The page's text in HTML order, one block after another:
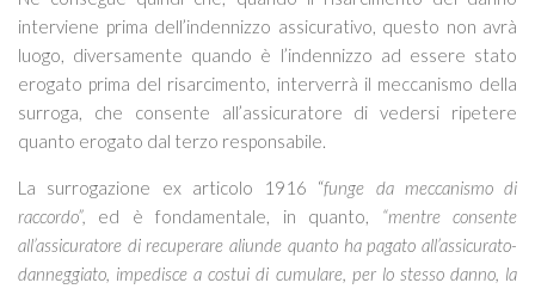
interviene prima dell’indennizzo assicurativo, questo non avrà
luogo, diversamente quando è l’indennizzo ad essere stato
erogato prima del risarcimento, interverrà il meccanismo della
surroga, che consente all’assicuratore di vedersi ripetere
quanto erogato dal terzo responsabile.
La surrogazione ex articolo 1916 “funge da meccanismo di
raccordo”, ed è fondamentale, in quanto, “mentre consente
all’assicuratore di recuperare aliunde quanto ha pagato all’assicurato-
danneggiato, impedisce a costui di cumulare, per lo stesso danno, la